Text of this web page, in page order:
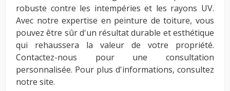
robuste contre les intempéries et les rayons UV.
Avec notre expertise en peinture de toiture, vous
pouvez être sûr d'un résultat durable et esthétique
qui rehaussera la valeur de votre propriété.
Contactez-nous pour une consultation
personnalisée. Pour plus d'informations, consultez
notre site.